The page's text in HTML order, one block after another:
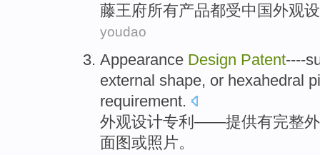
藤王府所有产品都受中国外观
youdao
Appearance Design Patent----
external shape, or hexahedral
requirement.
外观设计专利 ——提供有完整
面图或照片。